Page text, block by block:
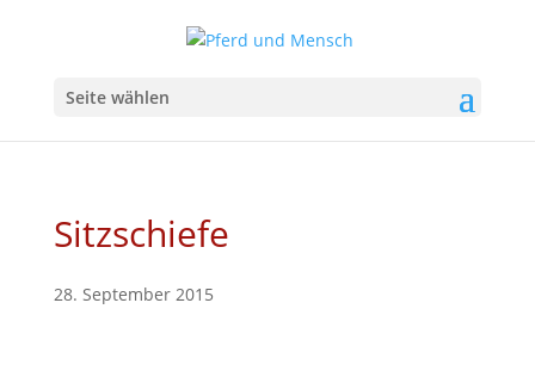
Seite wählen
Sitzschiefe
28. September 2015